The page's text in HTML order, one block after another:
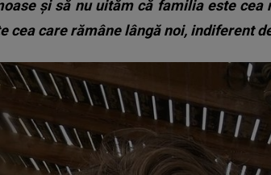
și să nu uităm că familia este cea
cea care rămâne lângă noi, indiferent